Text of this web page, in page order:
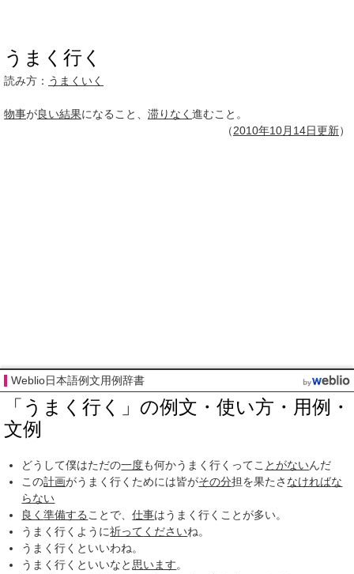
うまく行く
読み方： うまくいく
物事が良い結果になること、 滞りなく 進むこと。
（2010年10月 14日更新）
Weblio日本語例文用例辞書
「うまく行く」の例文・使い方・用例・
文例
どうして僕はただの一度も何かうまく行くってこ とがないんだ
この計画がうまく行くためには皆がその分担を果たさ なければな
らない
良く準備する ことで、仕事はうまく行くことが多い。
うまく行くように祈って くださいね。
うまく行くといいわね。
うまく行くといいなと 思います。